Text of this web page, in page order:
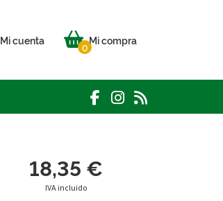
Mi cuenta Mi compra
0
18,35 €
IVA incluido